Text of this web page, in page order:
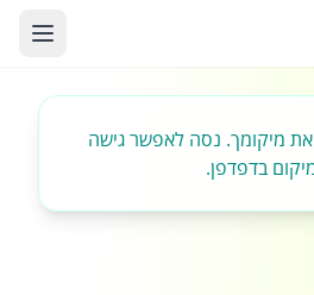
מיקומך. נסה לאפשר גישה
בדפדפן.